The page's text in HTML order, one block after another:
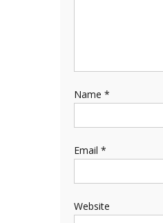
Name *
Email *
Website